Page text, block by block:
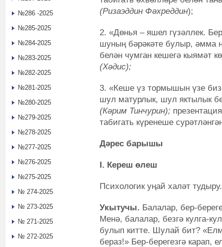
(Ризаэддин Фәхреддин);
2. «Дөнья – яшел гүзәллек.
шуның бәрәкәте булыр, әмма
белән чумган кешегә кыямәт
(Хәдис);
3. «Кеше үз тормышын үзе
шул матурлык, шул яктылык
(Кәрим Тинчурин);
табигать күренеше
Дәрес барышы
I. Кереш өлеш
Психологик уңай халәт тудыру.
Укытучы. Балалар, бер-
Менә, балалар, безгә кулга-
булып китте. Шулай бит?
бераз!» Бер-берегезгә
№286 -2025
№285-2025
№284-2025
№283-2025
№282-2025
№281-2025
№280-2025
№279-2025
№278-2025
№277-2025
№276-2025
№275-2025
№ 274-2025
№ 273-2025
№ 271-2025
№ 272-2025